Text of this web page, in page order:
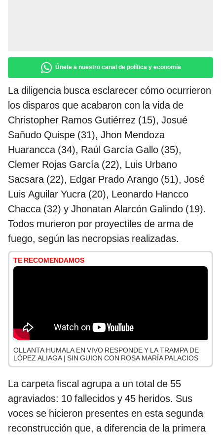
Únete a nuestro canal de política y economía
La diligencia busca esclarecer cómo ocurrieron
los disparos que acabaron con la vida de
Christopher Ramos Gutiérrez (15), Josué
Sañudo Quispe (31), Jhon Mendoza
Huarancca (34), Raúl García Gallo (35),
Clemer Rojas García (22), Luis Urbano
Sacsara (22), Edgar Prado Arango (51), José
Luis Aguilar Yucra (20), Leonardo Hancco
Chacca (32) y Jhonatan Alarcón Galindo (19).
Todos murieron por proyectiles de arma de
fuego, según las necropsias realizadas.
TE RECOMENDAMOS
OLLANTA HUMALA EN VIVO RESPONDE Y LA TRAMPA DE
LÓPEZ ALIAGA | SIN GUION CON ROSA MARÍA PALACIOS
La carpeta fiscal agrupa a un total de 55
agraviados: 10 fallecidos y 45 heridos. Sus
voces se hicieron presentes en esta segunda
reconstrucción que, a diferencia de la primera